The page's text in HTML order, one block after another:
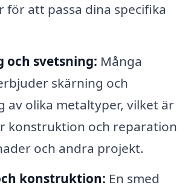
för att passa dina specifika
och svetsning: Många
skärning och
av olika metaltyper, vilket är
konstruktion och reparation
och andra projekt.
konstruktion: En smed